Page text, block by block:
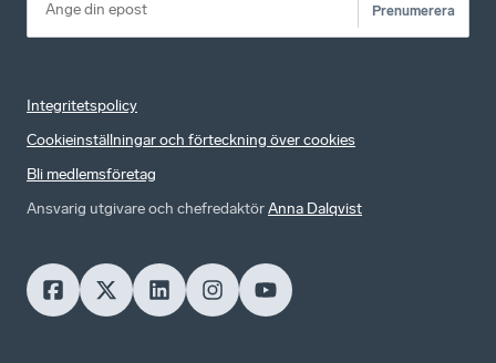
Prenumerera
Integritetspolicy
Cookieinställningar och förteckning över cookies
Bli medlemsföretag
Ansvarig utgivare och chefredaktörAnna Dalqvist